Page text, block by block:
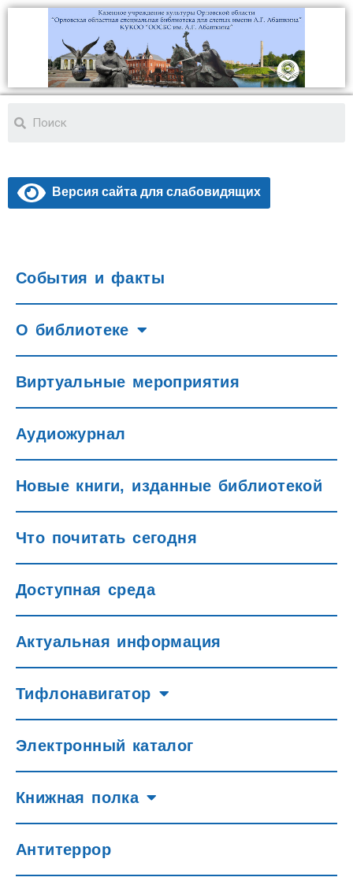
Версия сайта для слабовидящих
События и факты
О библиотеке
Виртуальные мероприятия
Аудиожурнал
Новые книги, изданные библиотекой
Что почитать сегодня
Доступная среда
Актуальная информация
Тифлонавигатор
Электронный каталог
Книжная полка
Антитеррор